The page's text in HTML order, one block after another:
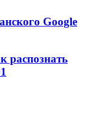
Google
распознать